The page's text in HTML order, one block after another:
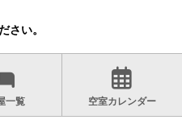
さい。
一覧 空室カレンダー